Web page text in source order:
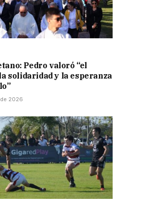
Pedro valoró “el
solidaridad y la esperanza
2026